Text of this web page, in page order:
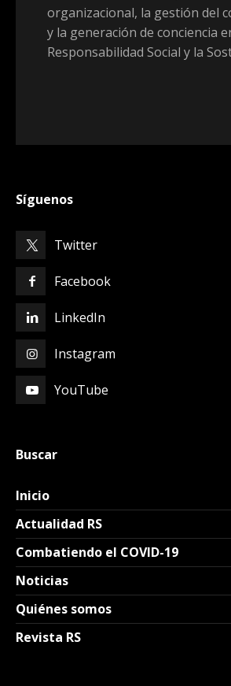
organizacional, la gestión del
y la generación de conciencia
Responsabilidad Social y la
Síguenos
Twitter
Facebook
LinkedIn
Instagram
YouTube
Buscar
Inicio
Actualidad RS
Combatiendo el COVID-19
Noticias
Quiénes somos
Revista RS